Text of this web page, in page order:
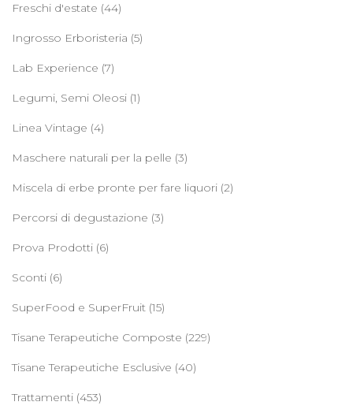
Freschi d'estate (44)
Ingrosso Erboristeria (5)
Lab Experience (7)
Legumi, Semi Oleosi (1)
Linea Vintage (4)
Maschere naturali per la pelle (3)
Miscela di erbe pronte per fare liquori (2)
Percorsi di degustazione (3)
Prova Prodotti (6)
Sconti (6)
SuperFood e SuperFruit (15)
Tisane Terapeutiche Composte (229)
Tisane Terapeutiche Esclusive (40)
Trattamenti (453)